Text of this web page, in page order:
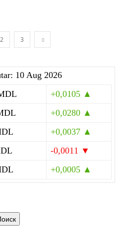
2 3
10 Aug 2026
+0,0105 ▲
+0,0280 ▲
+0,0037 ▲
-0,0011 ▼
+0,0005 ▲